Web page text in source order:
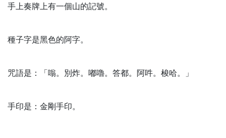
手上奏牌上有一個山的記號。
種子字是黑色的阿字。
咒語是：「嗡。別炸。嘟嚕。答都。阿吽。梭哈。」
手印是：金剛手印。